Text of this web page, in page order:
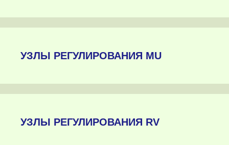
УЗЛЫ РЕГУЛИРОВАНИЯ MU
УЗЛЫ РЕГУЛИРОВАНИЯ RV